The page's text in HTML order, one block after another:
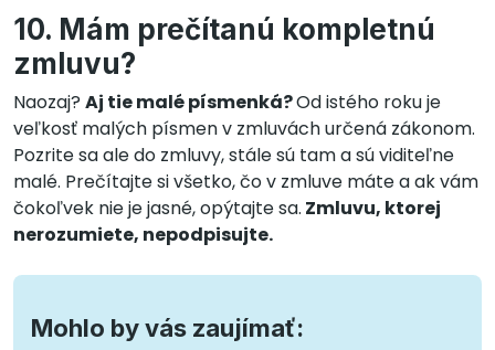
10. Mám prečítanú kompletnú
zmluvu?
Naozaj? Aj tie malé písmenká?Od istého roku je
veľkosť malých písmen v zmluvách určená zákonom.
Pozrite sa ale do zmluvy, stále sú tam a sú viditeľne
malé. Prečítajte si všetko, čo v zmluve máte a ak vám
čokoľvek nie je jasné, opýtajte sa. Zmluvu, ktorej
nerozumiete, nepodpisujte.
Mohlo by vás zaujímať: